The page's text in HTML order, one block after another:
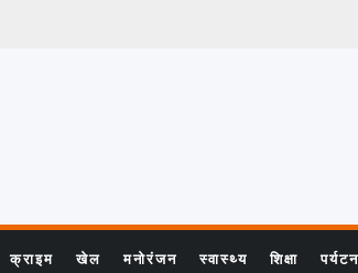
क्राइम खेल मनोरंजन स्वास्थ्य शिक्षा पर्यटन